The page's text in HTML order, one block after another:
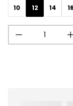
10 12 14 16